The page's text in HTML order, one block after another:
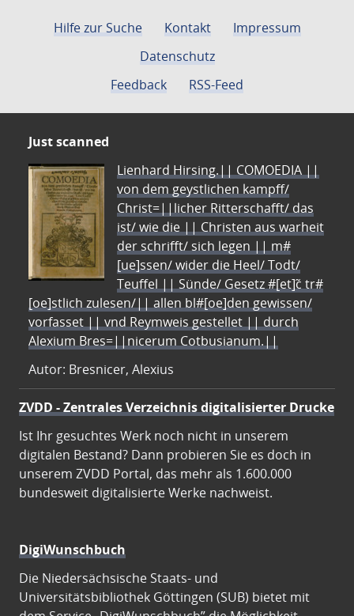
Hilfe zur Suche Kontakt
Impressum
Datenschutz
Feedback
RSS-Feed
Just scanned
Lienhard Hirsing.|| COMOEDIA ||
von dem geystlichen kampff/
Christ=||licher Ritterschafft/ das
ist/ wie die || Christen aus warheit
der schrifft/ sich legen || m#
[ue]ssen/ wider die Heel/ Todt/
Teuffel || Sünde/ Gesetz #[et]c̃ tr#
[oe]stlich zulesen/|| allen bl#[oe]den gewissen/
vorfasset || vnd Reymweis gestellet || durch
Alexium Bres=||nicerum Cotbusianum.||
Autor: Bresnicer, Alexius
ZVDD - Zentrales Verzeichnis digitalisierter Drucke
Ist Ihr gesuchtes Werk noch nicht in unserem
digitalen Bestand? Dann probieren Sie es doch in
unserem ZVDD Portal, das mehr als 1.600.000
bundesweit digitalisierte Werke nachweist.
DigiWunschbuch
Die Niedersächsische Staats- und
Universitätsbibliothek Göttingen (SUB) bietet mit